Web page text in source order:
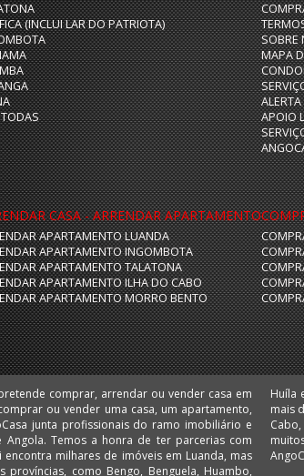
(INCLUI LAR DO PATRIOTA)
SOBRE
MAPA
APOIO
CASA - ARRENDAR APARTAMENTO
APARTAMENTO LUANDA
APARTAMENTO INGOMBOTA
APARTAMENTO TALATONA
APARTAMENTO ILHA DO CABO
APARTAMENTO MORRO BENTO
comprar, arrendar ou vender casa em
ou vender uma casa, um apartamento,
Temos a honra de ter parcerias com
como Bengo, Benguela, Huambo,
vivendas, escritórios e lojas nas localizações
Camama, Coqueiros, Cruzeiro, Ilha do
Comprar e arrendar em Angola é no